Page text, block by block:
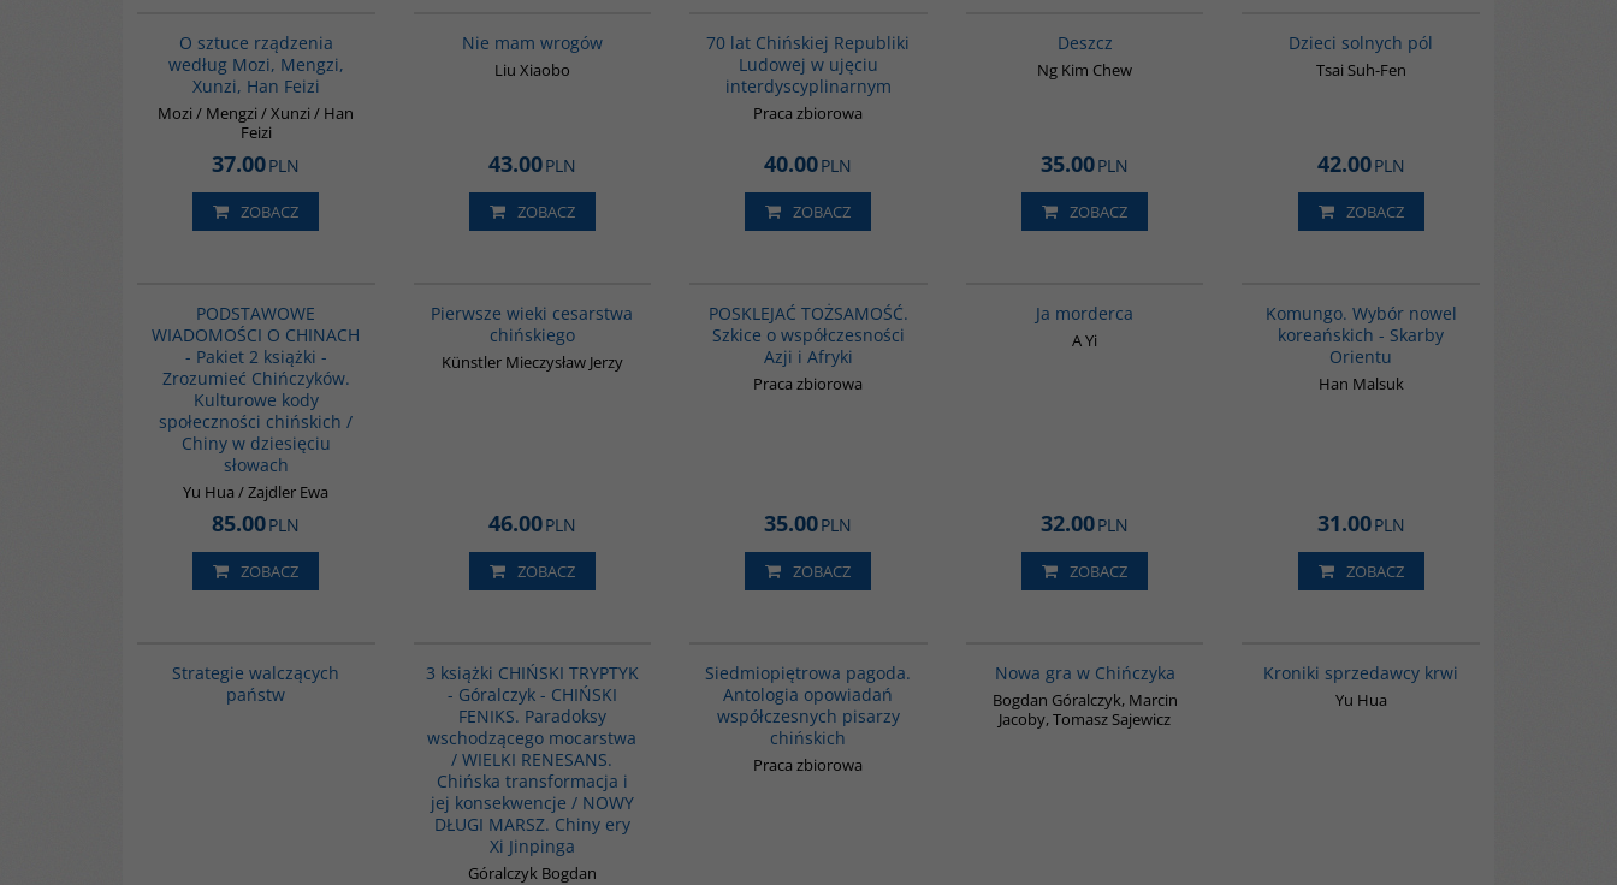
O sztuce rządzenia
według Mozi, Mengzi,
Xunzi, Han Feizi
Mozi / Mengzi / Xunzi / Han
Feizi
37.00PLN
ZOBACZ
Nie mam wrogów
Liu Xiaobo
43.00PLN
ZOBACZ
70 lat Chińskiej Republiki
Ludowej w ujęciu
interdyscyplinarnym
Praca zbiorowa
40.00PLN
ZOBACZ
Deszcz
Ng Kim Chew
35.00PLN
ZOBACZ
Dzieci solnych pól
Tsai Suh-Fen
42.00PLN
ZOBACZ
PODSTAWOWE
WIADOMOŚCI O CHINACH
- Pakiet 2 książki -
Zrozumieć Chińczyków.
Kulturowe kody
społeczności chińskich /
Chiny w dziesięciu
słowach
Yu Hua / Zajdler Ewa
85.00PLN
ZOBACZ
Pierwsze wieki cesarstwa
chińskiego
Künstler Mieczysław Jerzy
46.00PLN
ZOBACZ
POSKLEJAĆ TOŻSAMOŚĆ.
Szkice o współczesności
Azji i Afryki
Praca zbiorowa
35.00PLN
ZOBACZ
Ja morderca
A Yi
32.00PLN
ZOBACZ
Komungo. Wybór nowel
koreańskich - Skarby
Orientu
Han Malsuk
31.00PLN
ZOBACZ
Strategie walczących
państw
3 książki CHIŃSKI TRYPTYK
- Góralczyk - CHIŃSKI
FENIKS. Paradoksy
wschodzącego mocarstwa
/ WIELKI RENESANS.
Chińska transformacja i
jej konsekwencje / NOWY
DŁUGI MARSZ. Chiny ery
Xi Jinpinga
Góralczyk Bogdan
Siedmiopiętrowa pagoda.
Antologia opowiadań
współczesnych pisarzy
chińskich
Praca zbiorowa
Nowa gra w Chińczyka
Bogdan Góralczyk, Marcin
Jacoby, Tomasz Sajewicz
Kroniki sprzedawcy krwi
Yu Hua